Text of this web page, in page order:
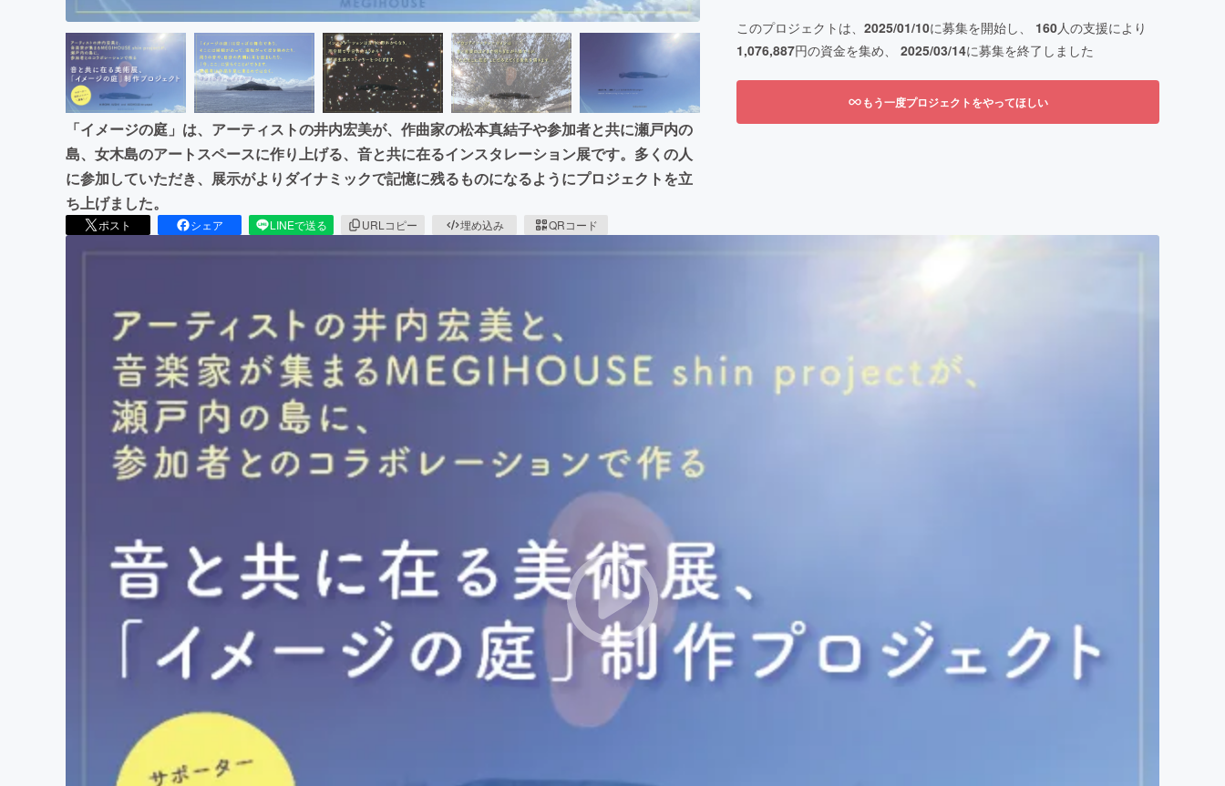
「イメージの庭」は、アーティストの井内宏美が、作曲家の松本真結子や参加者と共に瀬戸内の
島、女木島のアートスペースに作り上げる、音と共に在るインスタレーション展です。多くの人
に参加していただき、展示がよりダイナミックで記憶に残るものになるようにプロジェクトを立
ち上げました。
ポスト シェア LINEで送る URLコピー 埋め込み QRコード
このプロジェクトは、 2025/01/10に募集を開始し、 160人の支援により
1,076,887円の資金を集め、 2025/03/14に募集を終了しました
もう一度プロジェクトをやってほしい